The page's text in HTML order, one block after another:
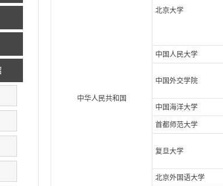
中华人民共和国
北京大学
中国人民大学
中国外交学院
中国海洋大学
首都师范大学
复旦大学
北京外国语大学